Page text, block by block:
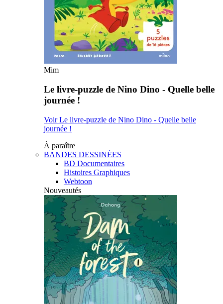
Mim
Le livre-puzzle de Nino Dino - Quelle belle
journée !
Voir Le livre-puzzle de Nino Dino - Quelle belle
journée !
À paraître
BANDES DESSINÉES
BD Documentaires
Histoires Graphiques
Webtoon
Nouveautés